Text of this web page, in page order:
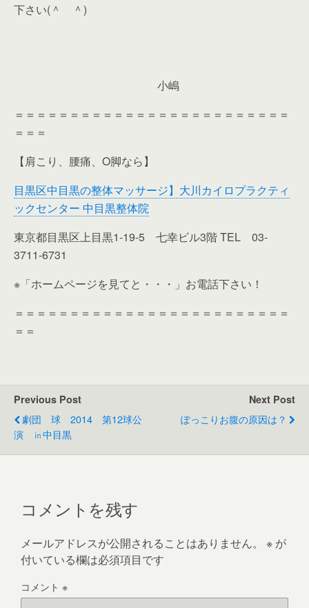
下さい(＾ ＾)
小嶋
＝＝＝＝＝＝＝＝＝＝＝＝＝＝＝＝＝＝＝＝＝＝＝＝＝
＝＝＝
【肩こり、腰痛、O脚なら】
目黒区中目黒の整体マッサージ】大川カイロプラクティ
ックセンター 中目黒整体院
東京都目黒区上目黒1-19-5 七幸ビル3階 TEL 03-
3711-6731
※「ホームページを見てと・・・」お電話下さい！
＝＝＝＝＝＝＝＝＝＝＝＝＝＝＝＝＝＝＝＝＝＝＝＝＝
＝＝
Previous Post
劇団 球 2014 第12球公
演 ㏌中目黒
Next Post
ぽっこりお腹の原因は？
コメントを残す
メールアドレスが公開されることはありません。 ※ が
付いている欄は必須項目です
コメント ※